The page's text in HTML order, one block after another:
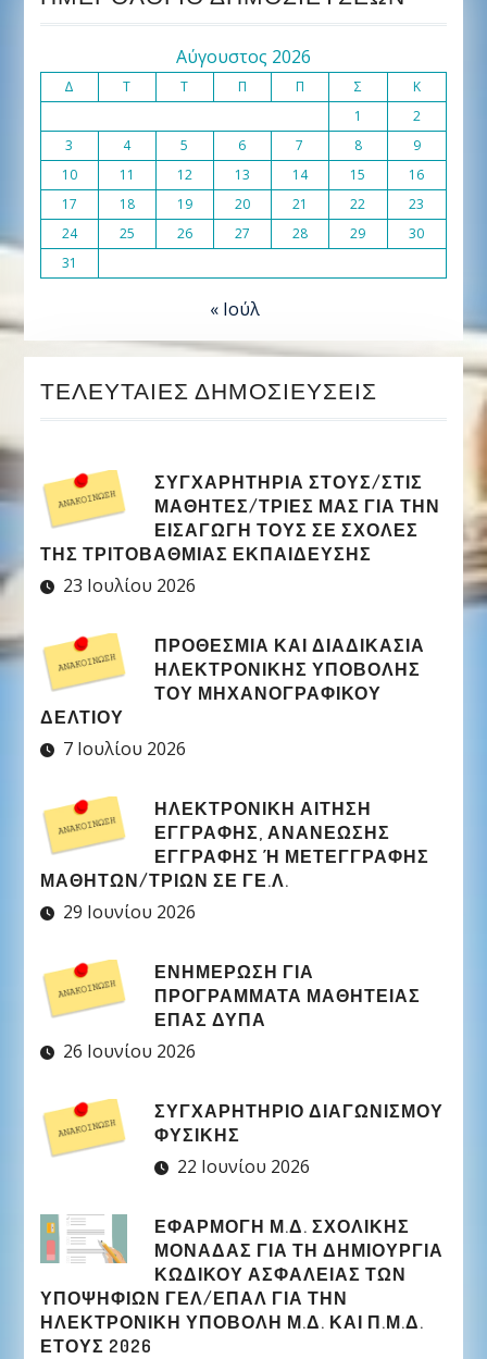
Αύγουστος 2026
Δ Τ Τ Π Π Σ
Κ
1
2
3
4 5 6 7 8
9
10
11 12 13 14 15
16
17
18 19 20 21 22
23
24
25 26 27 28 29
30
31
« Ιούλ
ΤΕΛΕΥΤΑΊΕΣ ΔΗΜΟΣΙΕΎΣΕΙΣ
ΣΥΓΧΑΡΗΤΉΡΙΑ ΣΤΟΥΣ/ΣΤΙΣ
ΜΑΘΗΤΈΣ/ΤΡΙΕΣ ΜΑΣ ΓΙΑ ΤΗΝ
ΕΙΣΑΓΩΓΉ ΤΟΥΣ ΣΕ ΣΧΟΛΈΣ
ΤΗΣ ΤΡΙΤΟΒΆΘΜΙΑΣ ΕΚΠΑΊΔΕΥΣΗΣ
23 Ιουλίου 2026
ΠΡΟΘΕΣΜΊΑ ΚΑΙ ΔΙΑΔΙΚΑΣΊΑ
ΗΛΕΚΤΡΟΝΙΚΉΣ ΥΠΟΒΟΛΉΣ
ΤΟΥ ΜΗΧΑΝΟΓΡΑΦΙΚΟΎ
ΔΕΛΤΊΟΥ
7 Ιουλίου 2026
ΗΛΕΚΤΡΟΝΙΚΉ ΑΊΤΗΣΗ
ΕΓΓΡΑΦΉΣ, ΑΝΑΝΈΩΣΗΣ
ΕΓΓΡΑΦΉΣ Ή ΜΕΤΕΓΓΡΑΦΉΣ Μ
ΑΘΗΤΏΝ/ΤΡΙΏΝ ΣΕ ΓΕ.Λ.
29 Ιουνίου 2026
ΕΝΗΜΕΡΩΣΗ ΓΙΑ
ΠΡΟΓΡΑΜΜΑΤΑ ΜΑΘΗΤΕΙΑΣ
ΕΠΑΣ ΔΥΠΑ
26 Ιουνίου 2026
ΣΥΓΧΑΡΗΤΉΡΙΟ ΔΙΑΓΩΝΙΣΜΟΎ
ΦΥΣΙΚΉΣ
22 Ιουνίου 2026
ΕΦΑΡΜΟΓΉ Μ.Δ. ΣΧΟΛΙΚΉΣ
ΜΟΝΆΔΑΣ ΓΙΑ ΤΗ ΔΗΜΙΟΥΡΓΊΑ
ΚΩΔΙΚΟΎ ΑΣΦΑΛΕΊΑΣ ΤΩΝ
ΥΠΟΨΗΦΊΩΝ ΓΕΛ/ΕΠΑΛ ΓΙΑ ΤΗΝ
ΗΛΕΚΤΡΟΝΙΚΉ ΥΠΟΒΟΛΉ Μ.Δ. ΚΑΙ Π.Μ.Δ.
ΈΤΟΥΣ 2026